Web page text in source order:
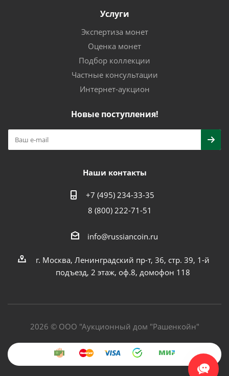
Услуги
Экспертиза монет
Оценка монет
Подбор коллекции
Частные консультации
Интернет-аукцион
Новые поступления!
Наши контакты
+7 (495) 234-33-35
8 (800) 222-71-51
info@russiancoin.ru
г. Москва, Ленинградский пр-т, 36, стр. 39, 1-й
подъезд, 2 этаж, оф.8, домофон 118
2026 © ООО "Аукционный дом "Рашенкойн"